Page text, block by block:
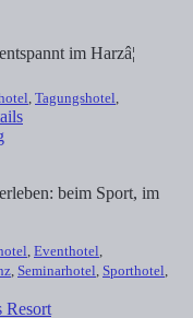
im Harzâ¦
Tagungshotel
beim Sport, im
Eventhotel
Seminarhotel Sporthotel